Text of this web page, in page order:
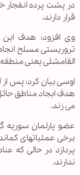
در پشت پرده
قرار دارند.
وی افزود: هدف این
تروریستی مسلح
القامشلی یعنی
اوسی بیان کرد: پس از
هدف ایجاد مناطق
می زند.
عضو پارلمان سوریه
برخی عملیاتهای
پردازد در حالی که
ندارند.